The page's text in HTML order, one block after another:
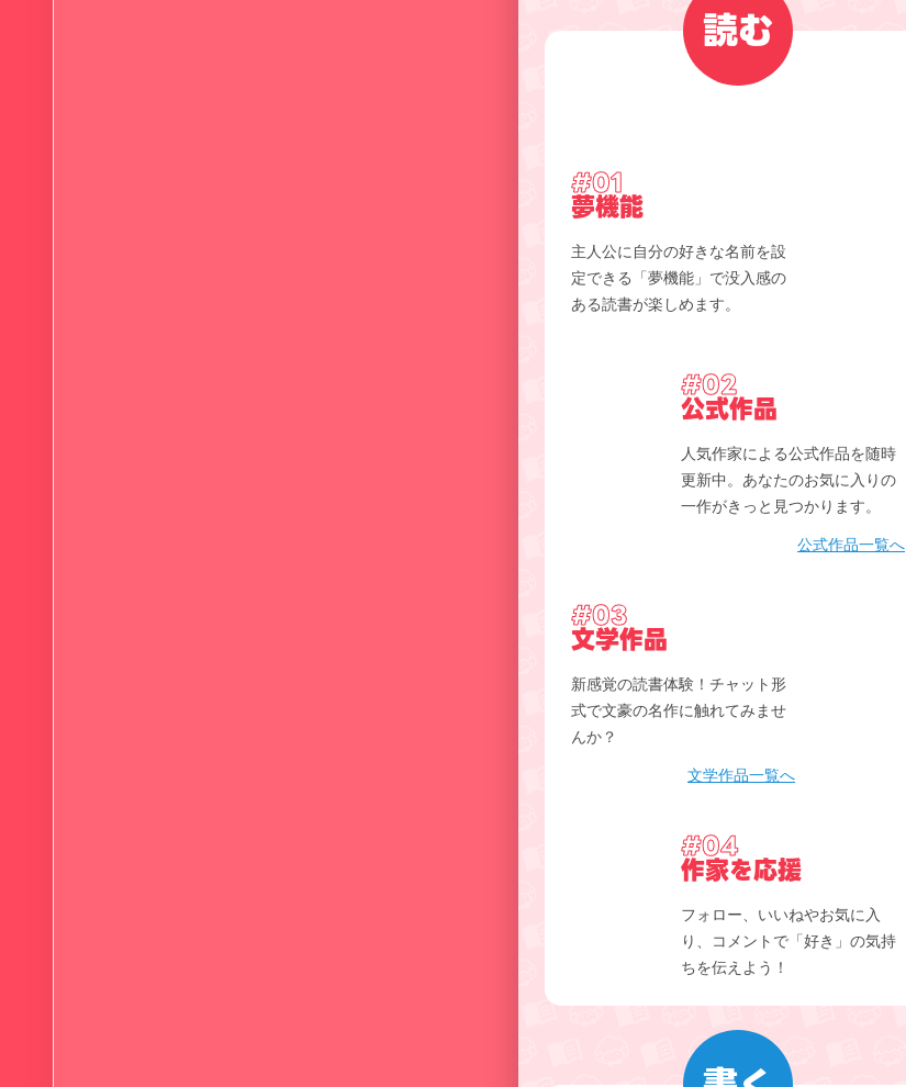
読む
#01
夢機能
主人公に自分の好きな名前を設
定できる「夢機能」で没入感の
ある読書が楽しめます。
#02
公式作品
人気作家による公式作品を随時
更新中。あなたのお気に入りの
一作がきっと見つかります。
公式作品一覧へ
#03
文学作品
新感覚の読書体験！チャット形
式で文豪の名作に触れてみませ
んか？
文学作品一覧へ
#04
作家を応援
フォロー、いいねやお気に入
り、コメントで「好き」の気持
ちを伝えよう！